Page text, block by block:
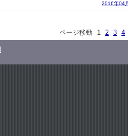
2016年04
ページ移動
1 2 3 4